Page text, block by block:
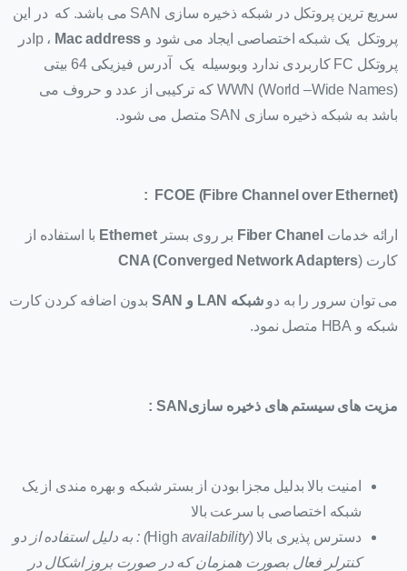
سریع ترین پروتکل در شبکه ذخیره سازی SAN می باشد. که در این
پروتکل یک شبکه اختصاصی ایجاد می شود و Ip ، Mac address
در
پروتکل FC کاربردی ندارد وبوسیله یک آدرس فیزیکی 64 بیتی
WWN (World –Wide Names) که ترکیبی از عدد و حروف می
باشد به شبکه ذخیره سازی SAN متصل می شود.
(
Fibre Channel over Ethernet)
FCOE
:
ارائه خدمات بر روی بسترEthernet با استفاده از
کارت CNA (Converged Network Adapters
)
می توان سرور را به دوشبکه LAN و SAN
بدون اضافه کردن کارت
شبکه و HBA متصل نمود.
مزیت های سیستم های ذخیره سازی SAN
:
امنیت بالا بدلیل مجزا بودن از بستر شبکه و بهره مندی از یک
شبکه اختصاصی با سرعت بالا
دسترس پذیری بالا (Highavailability)
: به دلیل استفاده از دو
کنترلر فعال بصورت همزمان که در صورت بروز اشکال در